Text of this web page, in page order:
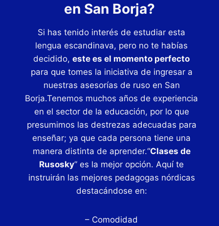
en San Borja?
Si has tenido interés de estudiar esta
lengua escandinava, pero no te habías
decidido, este es el momento perfecto
para que tomes la iniciativa de ingresar a
nuestras asesorías de ruso en San
Borja.Tenemos muchos años de experiencia
en el sector de la educación, por lo que
presumimos las destrezas adecuadas para
enseñar; ya que cada persona tiene una
manera distinta de aprender.“Clases de
Rusosky” es la mejor opción. Aquí te
instruirán las mejores pedagogas nórdicas
destacándose en:
– Comodidad